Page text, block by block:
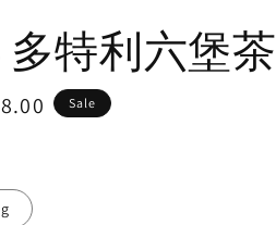
多特利六堡茶
Sale